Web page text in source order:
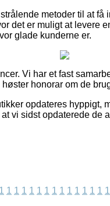
metoder til at få
det er muligt at levere
glade kunderne er.
Vi har et fast
honorar om de
opdateres hyppigt,
vi sidst opdaterede de
1 1 1 1 1 1 1 1 1 1 1 1 1 1 1